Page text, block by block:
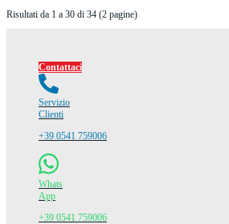
Risultati da 1 a 30 di 34 (2 pagine)
Contattaci
Servizio
Clienti
+39 0541 759006
Whats
App
+39 0541 759006